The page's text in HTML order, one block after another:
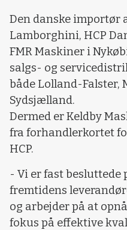
Den danske importør
Lamborghini, HCP
FMR Maskiner i
salgs- og
både Lolland-Falster,
Sydsjælland.
Dermed er Keldby
fra forhandlerkortet
HCP.
- Vi er fast besluttede
fremtidens
og arbejder på at
fokus på effektive